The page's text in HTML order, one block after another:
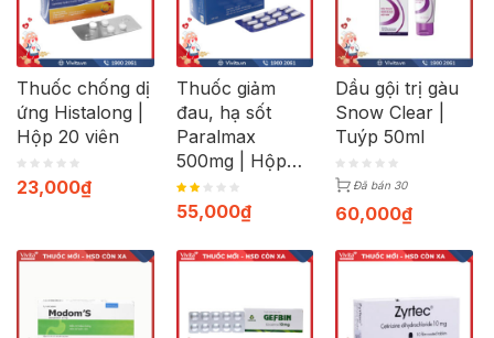
Thuốc chống dị
ứng Histalong |
Hộp 20 viên
23,000₫
Thuốc giảm
đau, hạ sốt
Paralmax
500mg | Hộp
120 viên
55,000₫
Dầu gội trị gàu
Snow Clear |
Tuýp 50ml
Đã bán 30
60,000₫